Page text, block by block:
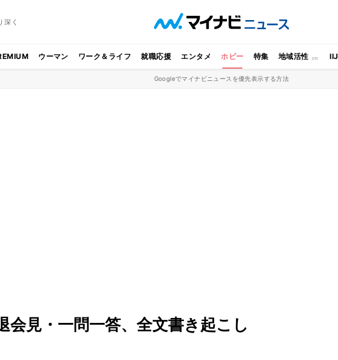
深く
ウーマン ワーク＆ライフ 就職応援 エンタメ ホビー 特集 地域活性 IIJ
Googleでマイナビニュースを優先表示する方法
会見・一問一答、全文書き起こし